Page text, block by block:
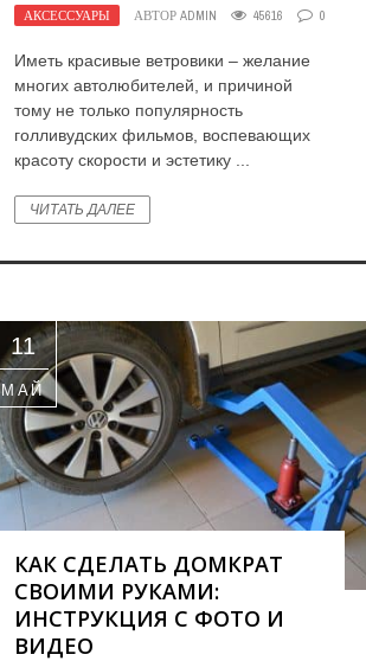
АКСЕССУАРЫ АВТОР ADMIN 45616 0
Иметь красивые ветровики – желание
многих автолюбителей, и причиной
тому не только популярность
голливудских фильмов, воспевающих
красоту скорости и эстетику ...
ЧИТАТЬ ДАЛЕЕ
11
МАЙ
КАК СДЕЛАТЬ ДОМКРАТ
СВОИМИ РУКАМИ:
ИНСТРУКЦИЯ С ФОТО И
ВИДЕО